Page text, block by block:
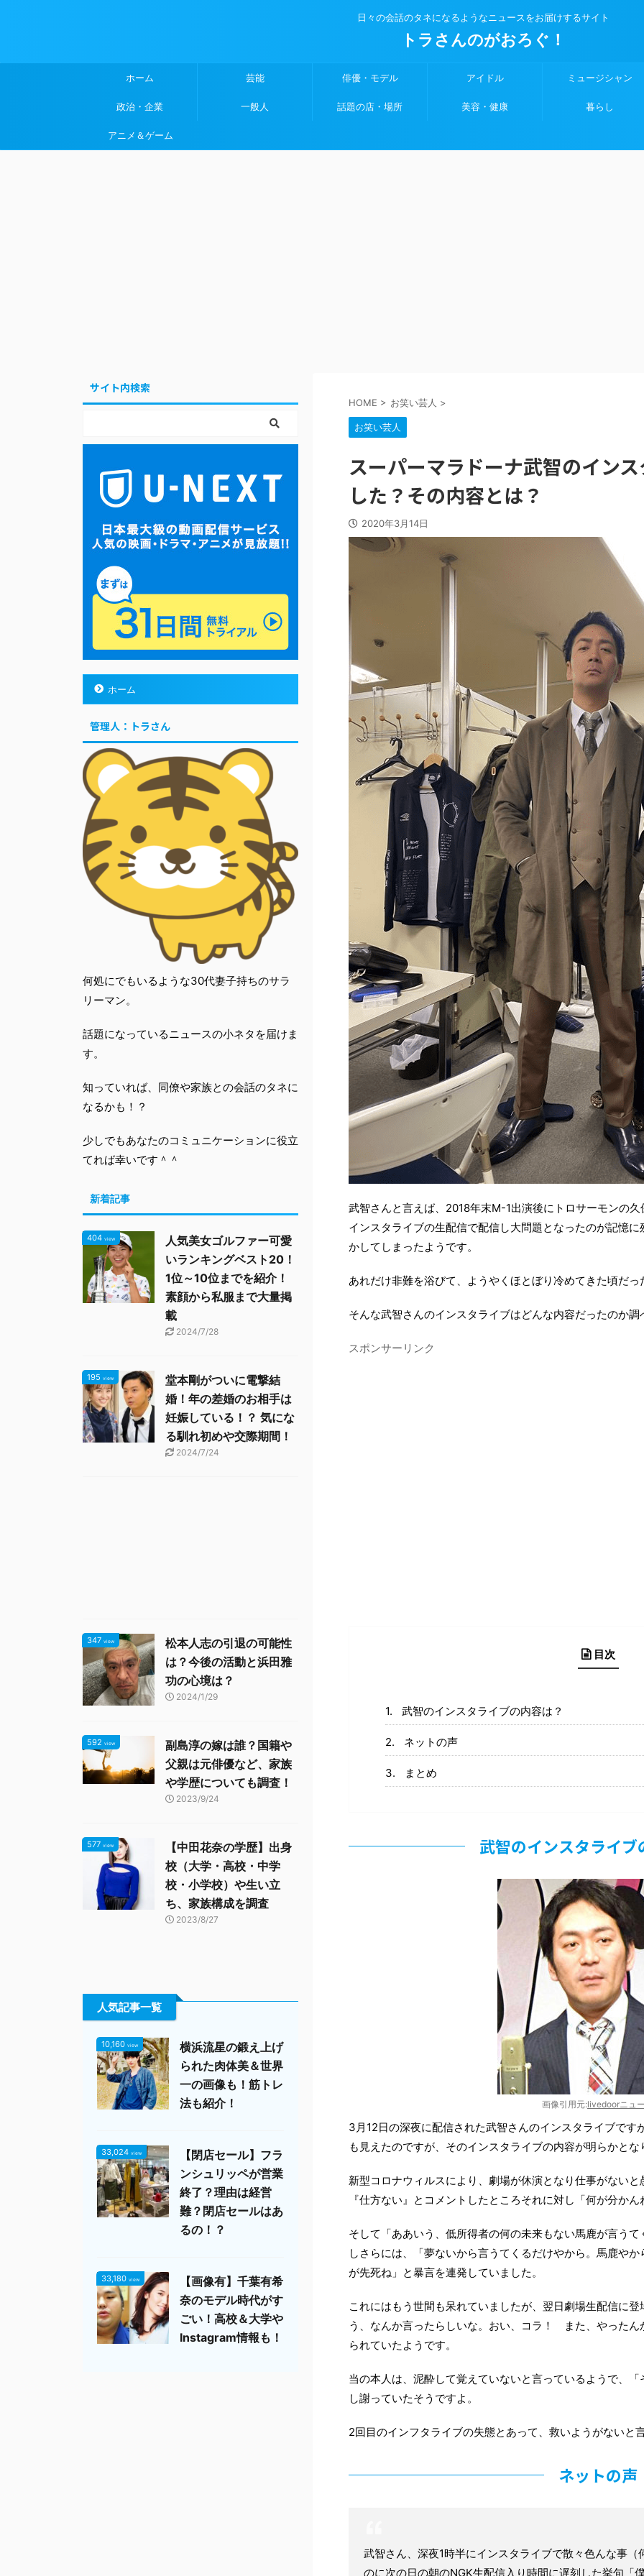
日々の会話のタネになるようなニュースをお届けするサイト
トラさんのがおろぐ！
ホーム 芸能 俳優・モデル アイドル ミュージシャン
政治・企業 一般人 話題の店・場所 美容・健康 暮らし
アニメ＆ゲーム
HOME > お笑い芸人 >
お笑い芸人
スーパーマラドーナ武智のイン
した？その内容とは？
2020年3月14日
武智さんと言えば、2018年末M-1出演後にトロサーモンの
インスタライブの生配信で配信し大問題となったのが記憶
かしてしまったようです。
あれだけ非難を浴びて、ようやくほとぼり冷めてきた頃だっ
そんな武智さんのインスタライブはどんな内容だったのか調
スポンサーリンク
目次
武智のインスタライブの内容は？
ネットの声
まとめ
武智のインスタライブ
画像引用元:livedoorニュ
3月12日の深夜に配信された武智さんのインスタライブです
も見えたのですが、そのインスタライブの内容が明らかとな
新型コロナウィルスにより、劇場が休演となり仕事がない
『仕方ない』とコメントしたところそれに対し「何が分かん
そして「ああいう、低所得者の何の未来もない馬鹿が言う
しさらには、「夢ないから言うてくるだけやから。馬鹿や
が先死ね」と暴言を連発していました。
これにはもう世間も呆れていましたが、翌日劇場生配信に
う、なんか言ったらしいな。おい、コラ！ また、やった
られていたようです。
当の本人は、泥酔して覚えていないと言っているようで、
し謝っていたそうですよ。
2回目のインフタライブの失態とあって、救いようがないと
ネットの声
武智さん、深夜1時半にインスタライブで散々色んな事
のに次の日の朝のNGK生配信入り時間に遅刻した挙句「
サイト内検索
ホーム
管理人：トラさん
何処にでもいるような30代妻子持ちのサラ
リーマン。
話題になっているニュースの小ネタを届けま
す。
知っていれば、同僚や家族との会話のタネに
なるかも！？
少しでもあなたのコミュニケーションに役立
てれば幸いです＾＾
新着記事
404 view
人気美女ゴルファー可愛
いランキングベスト20！
1位～10位までを紹介！
素顔から私服まで大量掲
載
2024/7/28
195 view
堂本剛がついに電撃結
婚！年の差婚のお相手は
妊娠している！？ 気にな
る馴れ初めや交際期間！
2024/7/24
347 view
松本人志の引退の可能性
は？今後の活動と浜田雅
功の心境は？
2024/1/29
592 view
副島淳の嫁は誰？国籍や
父親は元俳優など、家族
や学歴についても調査！
2023/9/24
577 view
【中田花奈の学歴】出身
校（大学・高校・中学
校・小学校）や生い立
ち、家族構成を調査
2023/8/27
人気記事一覧
10,160 view
横浜流星の鍛え上げ
られた肉体美＆世界
一の画像も！筋トレ
法も紹介！
33,024 view
【閉店セール】フラ
ンシュリッペが営業
終了？理由は経営
難？閉店セールはあ
るの！？
33,180 view
【画像有】千葉有希
奈のモデル時代がす
ごい！高校＆大学や
Instagram情報も！